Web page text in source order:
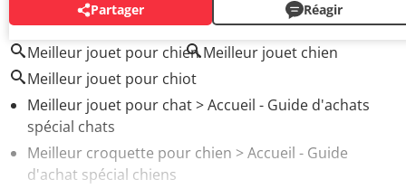
Partager Réagir
AUTOUR DU MÊME SUJET
Meilleur jouet pour chien Meilleur jouet chien
Meilleur jouet pour chiot
Meilleur jouet pour chat> Accueil - Guide d'achats
spécial chats
Meilleur croquette pour chien > Accueil - Guide
d'achat spécial chiens